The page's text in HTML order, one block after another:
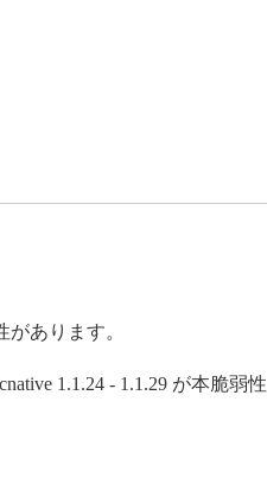
あります。
1.1.24 - 1.1.29 が本脆弱性